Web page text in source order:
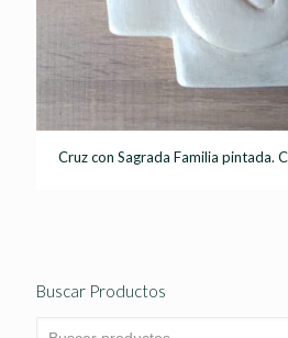
Cruz con Sagrada Familia pintada.
Buscar Productos